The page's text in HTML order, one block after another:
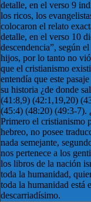
detalle, en el verso 9
los ricos, los
colocaron el relato
detalle, en el verso 10
descendencia”, según
hijos, por lo tanto no
que el cristianismo
entendía que este
su historia ¿de donde
(41:8,9) (42:1,19,20)
(45:4) (48:20) (49:3-7).
Primero el cristianismo
hebreo, no posee
nada semejante,
nos pertenece a los
los libros de la nación
toda la humanidad,
toda la humanidad está
descarriadísimo.